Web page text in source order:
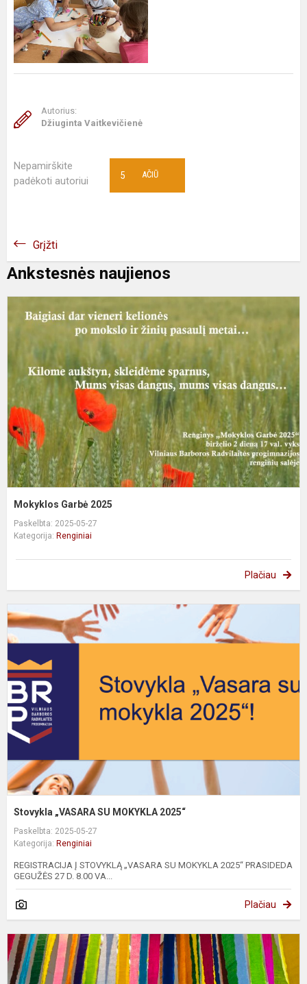
Autorius:
Džiuginta Vaitkevičienė
Nepamirškite
padėkoti autoriui
AČIŪ
5
Grįžti
Ankstesnės naujienos
Mokyklos Garbė 2025
Paskelbta: 2025-05-27
Kategorija: Renginiai
Plačiau
Stovykla „VASARA SU MOKYKLA 2025“
Paskelbta: 2025-05-27
Kategorija: Renginiai
REGISTRACIJA Į STOVYKLĄ „VASARA SU MOKYKLA 2025“ PRASIDEDA
GEGUŽĖS 27 D. 8.00 VA...
Plačiau